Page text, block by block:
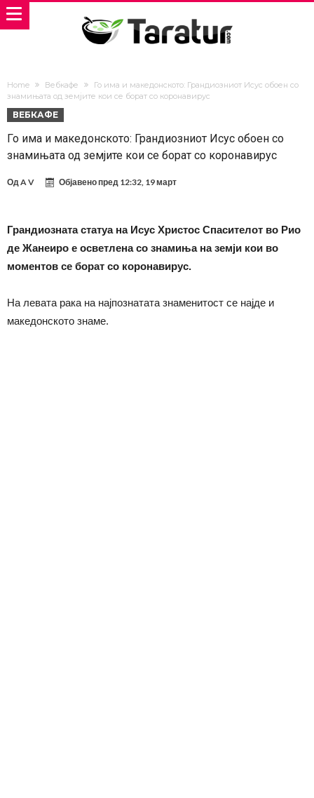
Home Вебкафе
Го има и македонското: Грандиозниот Исус обоен со
знамињата од земјите кои се борат со коронавирус
ВЕБКАФЕ
Го има и македонското: Грандиозниот Исус обоен со
знамињата од земјите кои се борат со коронавирус
ОдA V Објавено пред 12:32, 19 март
Грандиозната статуа на Исус Христос Спасителот во Рио
де Жанеиро е осветлена со знамиња на земји кои во
моментов се борат со коронавирус.
На левата рака на најпознатата знаменитост се најде и
македонското знаме.